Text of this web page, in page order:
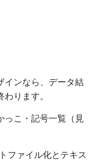
インなら、データ結
ります。
っこ・記号一覧（見
ファイル化とテキス